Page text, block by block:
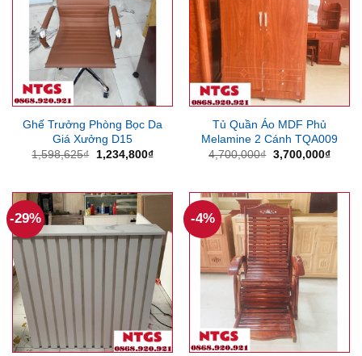
Ghế Trưởng Phòng Bọc Da
Giá Xưởng D15
1,598,625₫
Giá
1,234,800₫Giá
1,234,800₫.
Tủ Quần Áo MDF Phủ
Melamine 2 Cánh TQA009
4,700,000₫ Giá
3,700,000₫Giá
-29% -4%